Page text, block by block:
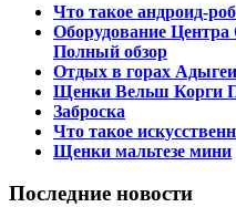
Что такое андроид-
Оборудование
Полный обзор
Отдых в горах Адыгеи
Щенки Вельш Корги
Заброска
Что такое
Щенки мальтезе мини
Последние новости